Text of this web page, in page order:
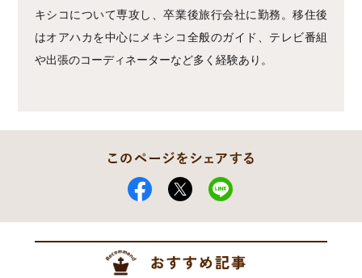
キシコについて専攻し、卒業後旅行会社に勤務。移住後
はオアハカを中心にメキシコ全般のガイド、テレビ番組
や出張のコーディネーターなど多く経験あり。